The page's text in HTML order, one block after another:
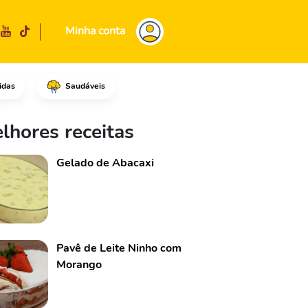
Minha conta
Saudáveis
vermelho e
receitas
Gelado de Abacaxi
Pavê de Leite Ninho com
Morango